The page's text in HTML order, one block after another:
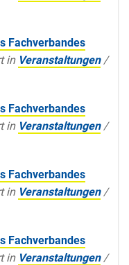
Fachverbandes
in Veranstaltungen /
Fachverbandes
in Veranstaltungen /
Fachverbandes
in Veranstaltungen /
Fachverbandes
in Veranstaltungen /